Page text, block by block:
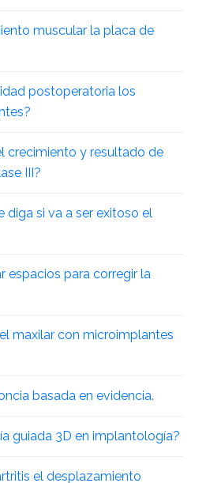
muscular la placa de
postoperatoria los
crecimiento y resultado de
III?
diga si va a ser exitoso el
espacios para corregir la
maxilar con microimplantes
basada en evidencia.
guiada 3D en implantología?
el desplazamiento